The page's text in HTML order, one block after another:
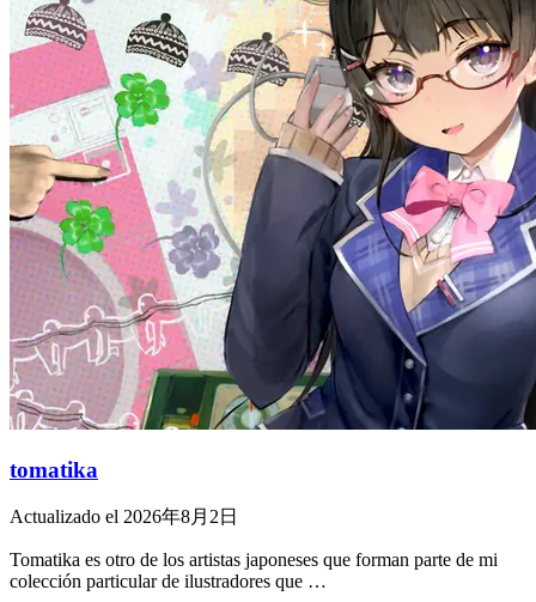
tomatika
Actualizado el 2026年8月2日
Tomatika es otro de los artistas japoneses que forman parte de mi
colección particular de ilustradores que …